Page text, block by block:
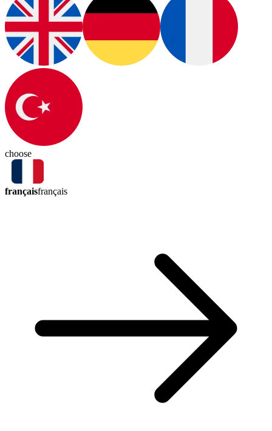
choose
françaisfrançais